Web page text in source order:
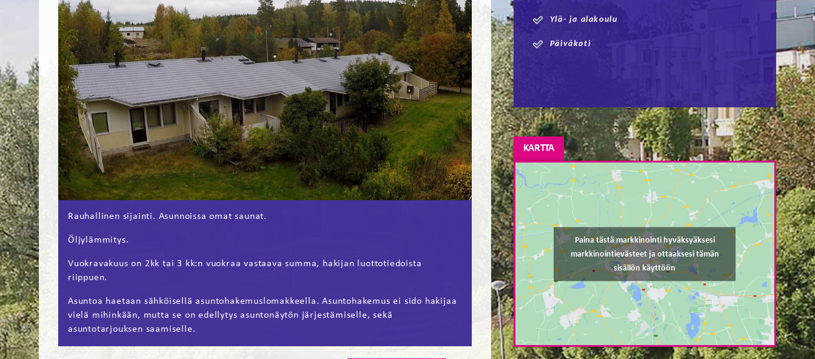
Rauhallinen sijainti. Asunnoissa omat saunat.
Öljylämmitys.
Vuokravakuus on 2kk tai 3 kk:n vuokraa vastaava summa, hakijan luottotiedoista
riippuen.
Asuntoa haetaan sähköisellä asuntohakemuslomakkeella. Asuntohakemus ei sido hakijaa
vielä mihinkään, mutta se on edellytys asuntonäytön järjestämiselle, sekä
asuntotarjouksen saamiselle.
Ylä- ja alakoulu
Päiväkoti
KARTTA
Paina tästä markkinointi hyväksyäksesi
markkinointievästeet ja ottaaksesi tämän
sisällön käyttöön